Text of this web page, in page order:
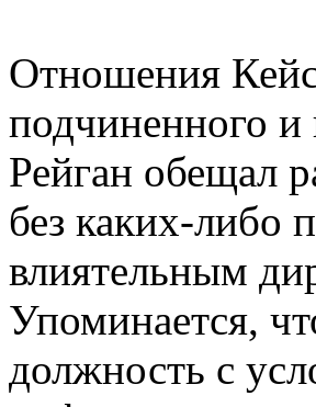
Отношения
подчиненного
Рейган обещал
без каких-
влиятельным
Упоминается,
должность с